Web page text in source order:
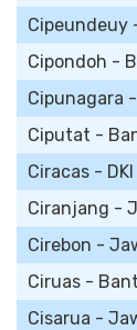
Cipeundeuy
Cipondoh -
Cipunagara
Ciputat -
Ciracas -
Ciranjang -
Cirebon -
Ciruas -
Cisarua -